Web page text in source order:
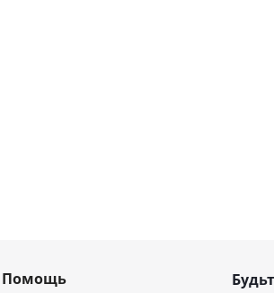
Помощь